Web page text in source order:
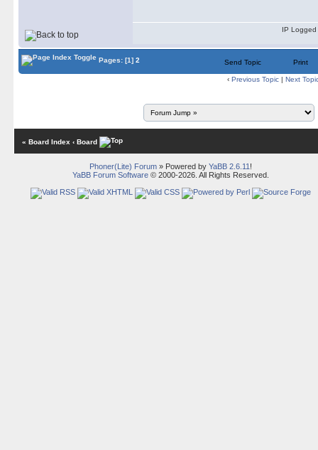
IP Logged
Pages: [1] 2 Send Topic Print
‹ Previous Topic | Next
« Board Index ‹ Board
Phoner(Lite) Forum» Powered by YaBB 2.6.11 !
YaBB Forum Software© 2000-2026. All Rights Reserved.